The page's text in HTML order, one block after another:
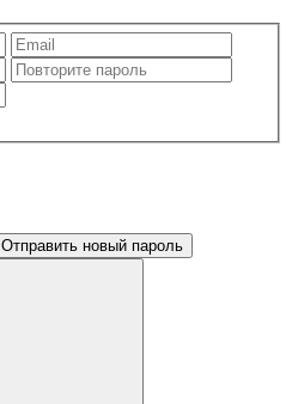
Отправить новый пароль